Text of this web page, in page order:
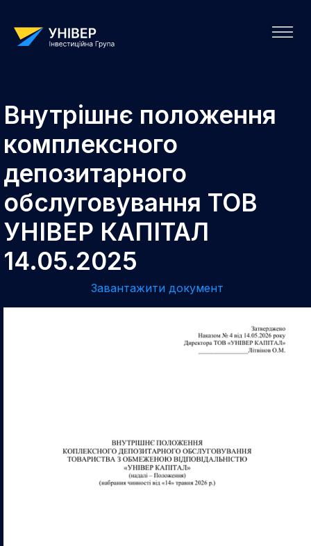
Внутрішнє положення
комплексного
депозитарного
обслуговування ТОВ
УНІВЕР КАПІТАЛ
14.05.2025
Завантажити документ